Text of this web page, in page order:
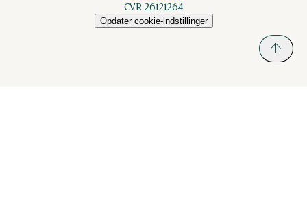
CVR 26121264
Opdater cookie-indstillinger